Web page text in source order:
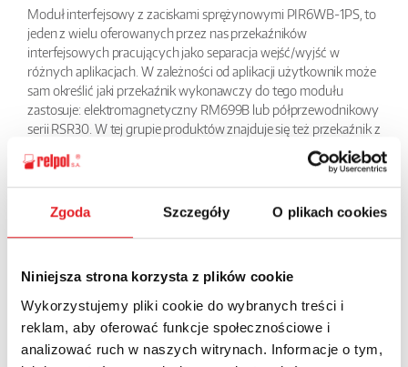
Zgoda Szczegóły O plikach cookies
Niniejsza strona korzysta z plików cookie
Wykorzystujemy pliki cookie do wybranych treści i
reklam, aby oferować funkcje społecznościowe i
analizować ruch w naszych witrynach. Informacje o tym,
Moduł interfejsowy z zaciskami sprężynowymi PIR6WB-1PS, to
jeden z wielu oferowanych przez nas przekaźników
interfejsowych pracujących jako separacja wejść/wyjść w
różnych aplikacjach. W zależności od aplikacji użytkownik może
sam określić jaki przekaźnik wykonawczy do tego modułu
zastosuje: elektromagnetyczny RM699B lub półprzewodnikowy
serii RSR30. W tej grupie produktów znajduje się też przekaźnik z
wbudowanym filtrem przeciwzakłóceniowym do długich linii
sterujących. Niewielkie wymiary, tylko 6,2 mm powodują, że jest
to bardzo chętnie stosowany w szafach element.
Ask for the details of the offer